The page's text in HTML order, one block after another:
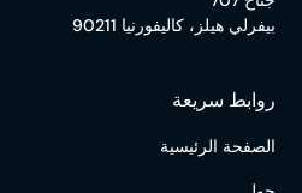
بيفرلي هيلز، كاليفورنيا 90211
روابط سريعة
الصفحة الرئيسية